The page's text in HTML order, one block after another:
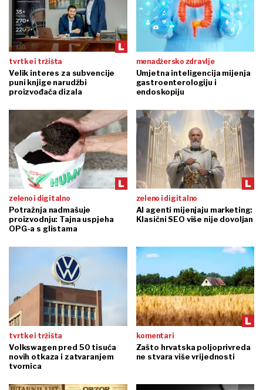
tvrtke i tržišta
Velik interes za subvencije
puni knjige narudžbi
proizvođača dizala
menadžersko zdravlje
Umjetna inteligencija mijenja
gastroenterologiju i
endoskopiju
zeleno i digitalno
Potražnja nadmašuje
proizvodnju: Tajna uspjeha
OPG-a s glistama
zeleno i digitalno
AI agenti mijenjaju marketing:
Klasični SEO više nije dovoljan
tvrtke i tržišta
Volkswagen pred 50 tisuća
novih otkaza i zatvaranjem
tvornica
komentari
Zašto hrvatska poljoprivreda
ne stvara više vrijednosti